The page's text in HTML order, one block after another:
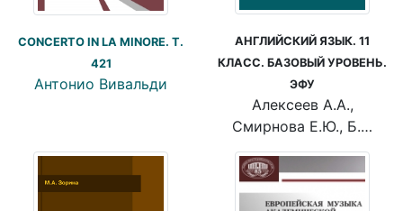
CONCERTO IN LA MINORE. T.
421
Антонио Вивальди
АНГЛИЙСКИЙ ЯЗЫК. 11
КЛАСС. БАЗОВЫЙ УРОВЕНЬ.
ЭФУ
Алексеев А.А.,
Смирнова Е.Ю., Б.…